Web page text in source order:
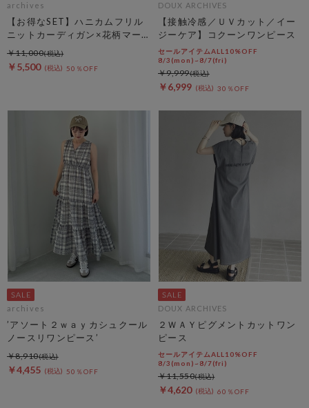
archives
【お得なSET】ハニカムフリル
ニットカーディガン×花柄マー
メイドキャミｏｐＳＥＴ
￥5,500 50％OFF
￥11,000
DOUX ARCHIVES
【接触冷感／ＵＶカット／イー
ジーケア】コクーンワンピース
セールアイテムALL10%OFF
8/3(mon)~8/7(fri)
￥6,999 30％OFF
￥9,999
archives
’アソート２ｗａｙカシュクール
ノースリワンピース’
￥4,455 50％OFF
￥8,910
DOUX ARCHIVES
２ＷＡＹピグメントカットワン
ピース
セールアイテムALL10%OFF
8/3(mon)~8/7(fri)
￥4,620 60％OFF
￥11,550